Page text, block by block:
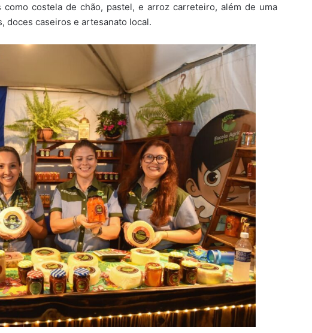
costela de chão, pastel, e arroz carreteiro, além de uma
doces caseiros e artesanato local.